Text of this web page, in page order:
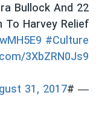
Bullock And 22
To Harvey Relief
#Culture
3XbZRN0Js9
— #Men's Corner (@MensRSS)
31, 2017